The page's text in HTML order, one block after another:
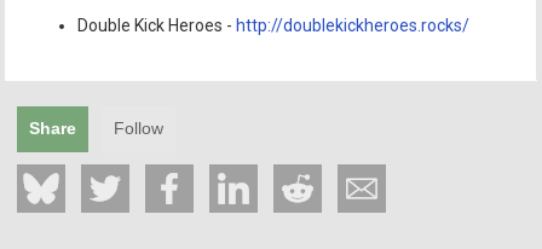
Double Kick Heroes - http://doublekickheroes.rocks/
Share Follow